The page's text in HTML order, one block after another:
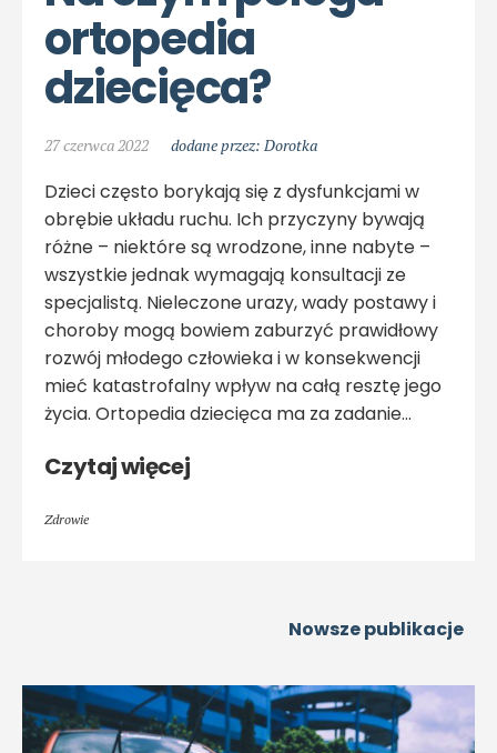
ortopedia
dziecięca?
27 czerwca 2022 dodane przez: Dorotka
Dzieci często borykają się z dysfunkcjami w
obrębie układu ruchu. Ich przyczyny bywają
różne – niektóre są wrodzone, inne nabyte –
wszystkie jednak wymagają konsultacji ze
specjalistą. Nieleczone urazy, wady postawy i
choroby mogą bowiem zaburzyć prawidłowy
rozwój młodego człowieka i w konsekwencji
mieć katastrofalny wpływ na całą resztę jego
życia. Ortopedia dziecięca ma za zadanie…
Czytaj więcej
Zdrowie
Nowsze publikacje